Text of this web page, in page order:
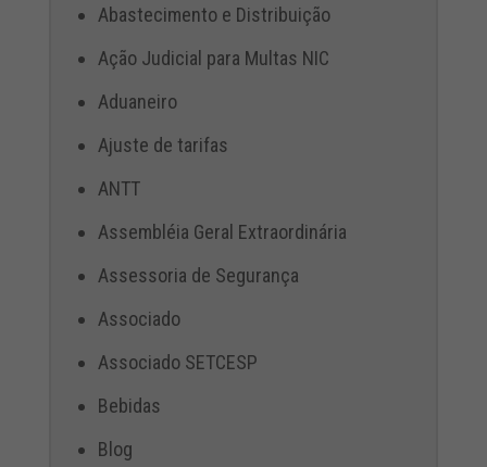
Abastecimento e Distribuição
Ação Judicial para Multas NIC
Aduaneiro
Ajuste de tarifas
ANTT
Assembléia Geral Extraordinária
Assessoria de Segurança
Associado
Associado SETCESP
Bebidas
Blog